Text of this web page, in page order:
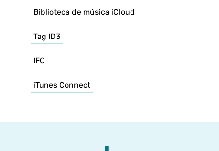
Biblioteca de música iCloud
Tag ID3
IFO
iTunes Connect